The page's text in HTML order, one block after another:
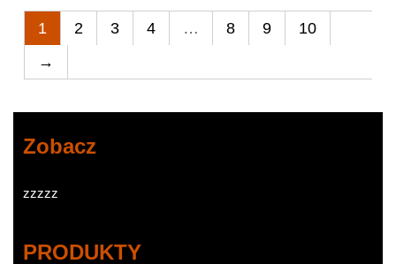
1 2 3 4 … 8 9
10
→
Zobacz
zzzzz
PRODUKTY